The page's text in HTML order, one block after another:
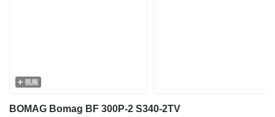
视频
BOMAG Bomag BF 300P-2 S340-2TV